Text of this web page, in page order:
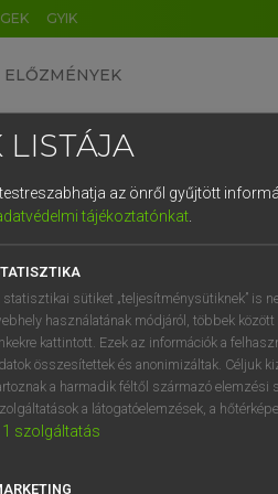
GYIK
ELŐZMÉNYEK
szótár
VAN ELŐFIZETÉSED?
megtekintéséhez.
LISTÁJA
az önről gyűjtött
tájékoztatónkat.
statisztikai sütiket „teljesítménysütiknek” is
használatának módjáról, többek
kattintott. Ezek az információk a
összesítettek és anonimizáltak. Céljuk
a harmadik féltől származó
a látogatóelemzések, a
1 szolgáltatás
DE CN FR ES IT NL
1 2 3 4 5
q w e r t
a s d f g
í y x c v